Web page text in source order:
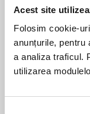
Acest site
Folosim cookie-
anunțurile, pentru
a analiza traficul.
utilizarea
lansa o
cadrul liniei
“Creşterea
produselor
Această
pentru anul
semnificativ